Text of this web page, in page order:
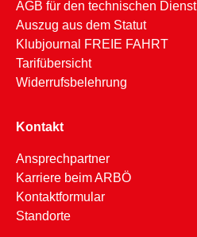
AGB für den technischen Dienst
Auszug aus dem Statut
Klubjournal FREIE FAHRT
Tarifübersicht
Widerrufsbelehrung
Kontakt
Ansprechpartner
Karriere beim ARBÖ
Kontaktformular
Standorte